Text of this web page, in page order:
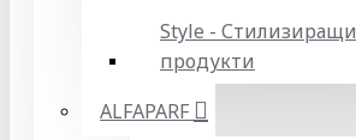
Style - Стилизиращи
продукти
ALFAPARF